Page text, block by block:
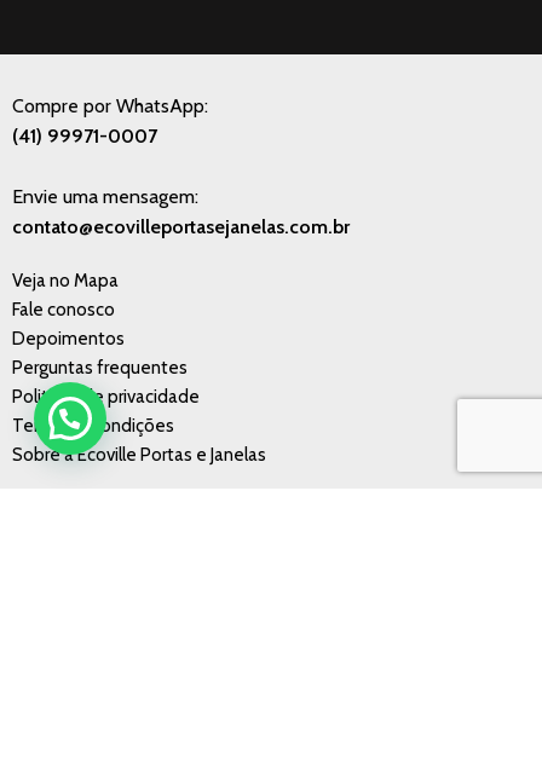
Compre por WhatsApp:
(41) 99971-0007
Envie uma mensagem:
contato@ecovilleportasejanelas.com.br
Veja no Mapa
Fale conosco
Depoimentos
Perguntas frequentes
Politícas de privacidade
Termos e condições
Sobre a Ecoville Portas e Janelas